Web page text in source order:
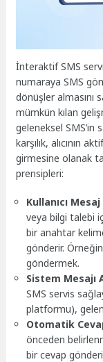
İnteraktif SMS
numaraya SMS
dönüşler
mümkün kılan
geleneksel SMS’in
karşılık, alıcının
girmesine olanak
prensipleri:
Kullanıcı
veya bilgi talebi
bir anahtar
gönderir.
göndermek.
Sistem Mesajı
SMS servis
platformu), gelen
Otomatik
önceden
bir cevap